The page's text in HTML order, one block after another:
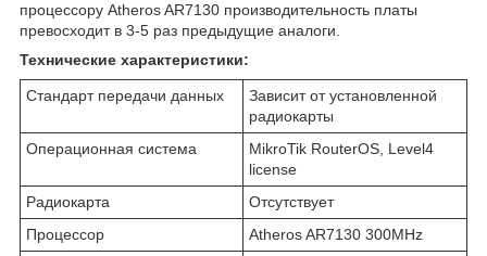
процессору Atheros AR7130 производительность платы
превосходит в 3-5 раз предыдущие аналоги.
Технические характеристики:
Стандарт передачи данных
Зависит от установленной
радиокарты
Операционная система
MikroTik RouterOS, Level4
license
Радиокарта
Отсутствует
Процессор
Atheros AR7130 300MHz